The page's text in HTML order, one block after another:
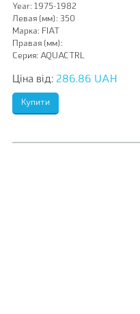
Year: 1975-1982
Левая (мм): 350
Марка: FIAT
Правая (мм):
Серия: AQUACTRL
Ціна від: 286.86 UAH